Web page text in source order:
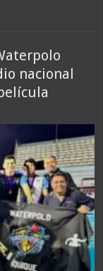
nacional